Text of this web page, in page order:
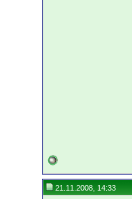
21.11.2008, 14:33